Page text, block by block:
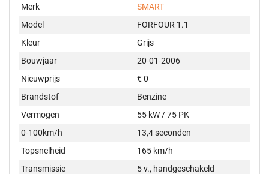
Merk
SMART
Model
FORFOUR 1.1
Kleur
Grijs
Bouwjaar
20-01-2006
Nieuwprijs
€ 0
Brandstof
Benzine
Vermogen
55 kW / 75 PK
0-100km/h
13,4 seconden
Topsnelheid
165 km/h
Transmissie
5 v., handgeschakeld